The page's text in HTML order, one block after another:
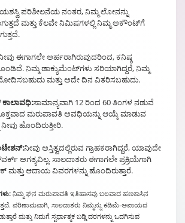
ಯಶಸ್ವಿ ಪರಿಶೀಲನೆಯ ನಂತರ, ನಿಮ್ಮ ಲೋನನ್ನು
ಮತ್ತು ಕೆಲವೇ ನಿಮಿಷಗಳಲ್ಲಿ ನಿಮ್ಮ ಅಕೌಂಟ್‌ಗೆ
ಈಗಾಗಲೇ ಅರ್ಹರಾಗಿರುವುದರಿಂದ, ಕನಿಷ್ಠ
ನಿಮ್ಮ ಡಾಕ್ಯುಮೆಂಟ್‌ಗಳು ಸರಿಯಾಗಿದ್ದರೆ, ನಿಮ್ಮ
ಮತ್ತು ಅದೇ ದಿನ ವಿತರಿಸಬಹುದು.
ಸಾಮಾನ್ಯವಾಗಿ 12 ರಿಂದ 60 ತಿಂಗಳ ನಡುವೆ
ಮರುಪಾವತಿ ಅವಧಿಯನ್ನು ಆಯ್ಕೆ ಮಾಡುವ
ಹೊಂದಿರುತ್ತೀರಿ.
ನೀವು ಅಸ್ತಿತ್ವದಲ್ಲಿರುವ ಗ್ರಾಹಕರಾಗಿದ್ದರೆ, ಯಾವುದೇ
ಅಗತ್ಯವಿಲ್ಲ. ಸಾಲದಾತರು ಈಗಾಗಲೇ ಪ್ರಕ್ರಿಯೆಗಾಗಿ
ಮತ್ತು ಆದಾಯ ವಿವರಗಳನ್ನು ಹೊಂದಿರುತ್ತಾರೆ.
ನಿಮ್ಮ ಘನ ಮರುಪಾವತಿ ಇತಿಹಾಸವು ಬಲವಾದ ಹಣಕಾಸಿನ
ಪರಿಣಾಮವಾಗಿ, ಸಾಲದಾತರು ನಿಮ್ಮನ್ನು ಕಡಿಮೆ-ಅಪಾಯದ
ಮತ್ತು ನಿಮಗೆ ಸ್ಪರ್ಧಾತ್ಮಕ ಬಡ್ಡಿ ದರಗಳನ್ನು ಒದಗಿಸುವ